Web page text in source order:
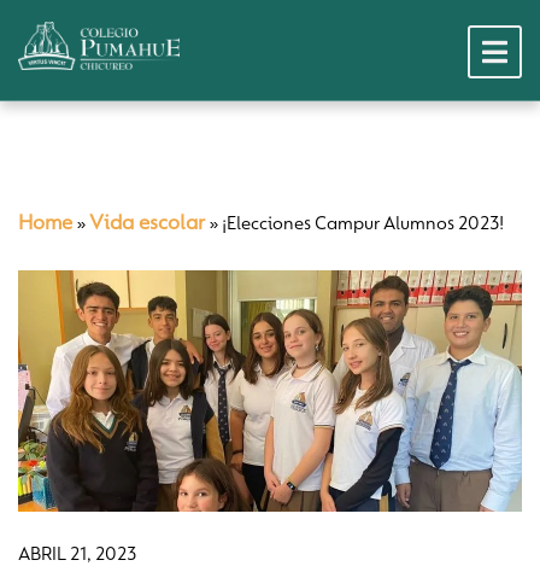
Home » Vida escolar» ¡Elecciones Campur Alumnos 2023!
ABRIL 21, 2023